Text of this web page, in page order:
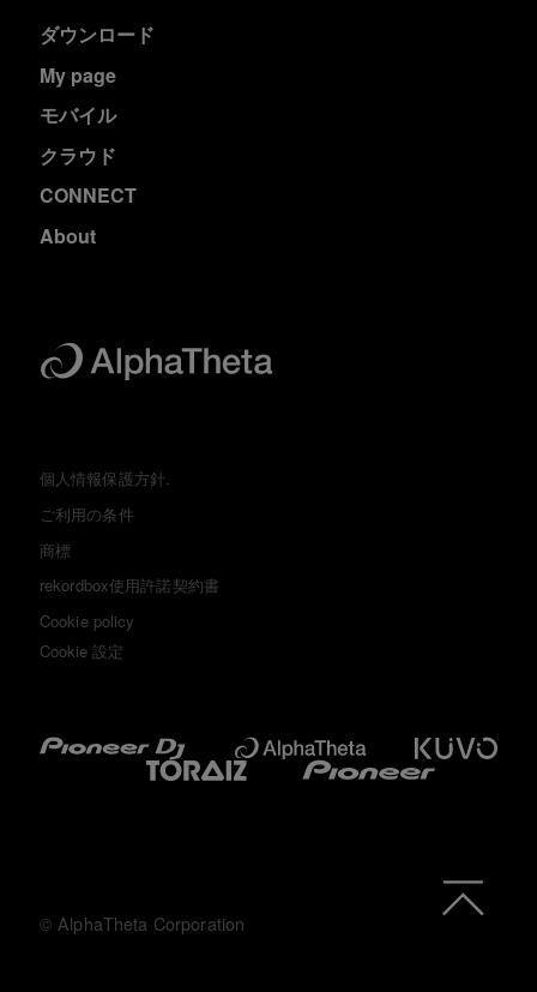
ダウンロード
My page
モバイル
クラウド
CONNECT
About
個人情報保護方針.
ご利用の条件
商標
rekordbox使用許諾契約書
Cookie policy
Cookie 設定
© AlphaTheta Corporation